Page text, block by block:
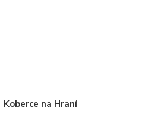
Koberce na Hraní